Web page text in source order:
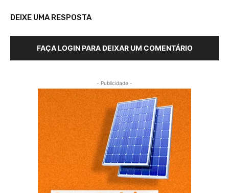
DEIXE UMA RESPOSTA
FAÇA LOGIN PARA DEIXAR UM COMENTÁRIO
- Publicidade -